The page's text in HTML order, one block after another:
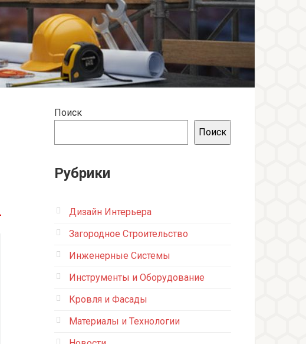
Поиск
Поиск
Рубрики
Дизайн Интерьера
Загородное Строительство
Инженерные Системы
Инструменты и Оборудование
Кровля и Фасады
Материалы и Технологии